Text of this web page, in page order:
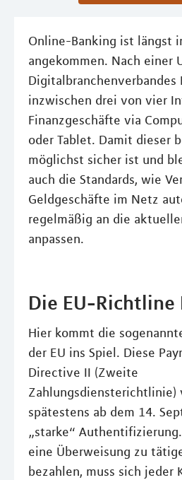
Online-Banking ist längst
angekommen. Nach einer
inzwischen drei von vier
Finanzgeschäfte via
oder Tablet. Damit dieser
möglichst sicher ist und
auch die Standards, wie
Geldgeschäfte im Netz
regelmäßig an die
anpassen.
Die EU-Richtline
Hier kommt die
der EU ins Spiel. Diese
Directive II (Zweite
Zahlungsdiensterichtlinie)
spätestens ab dem 14.
„starke“
eine Überweisung zu
bezahlen, muss sich jeder